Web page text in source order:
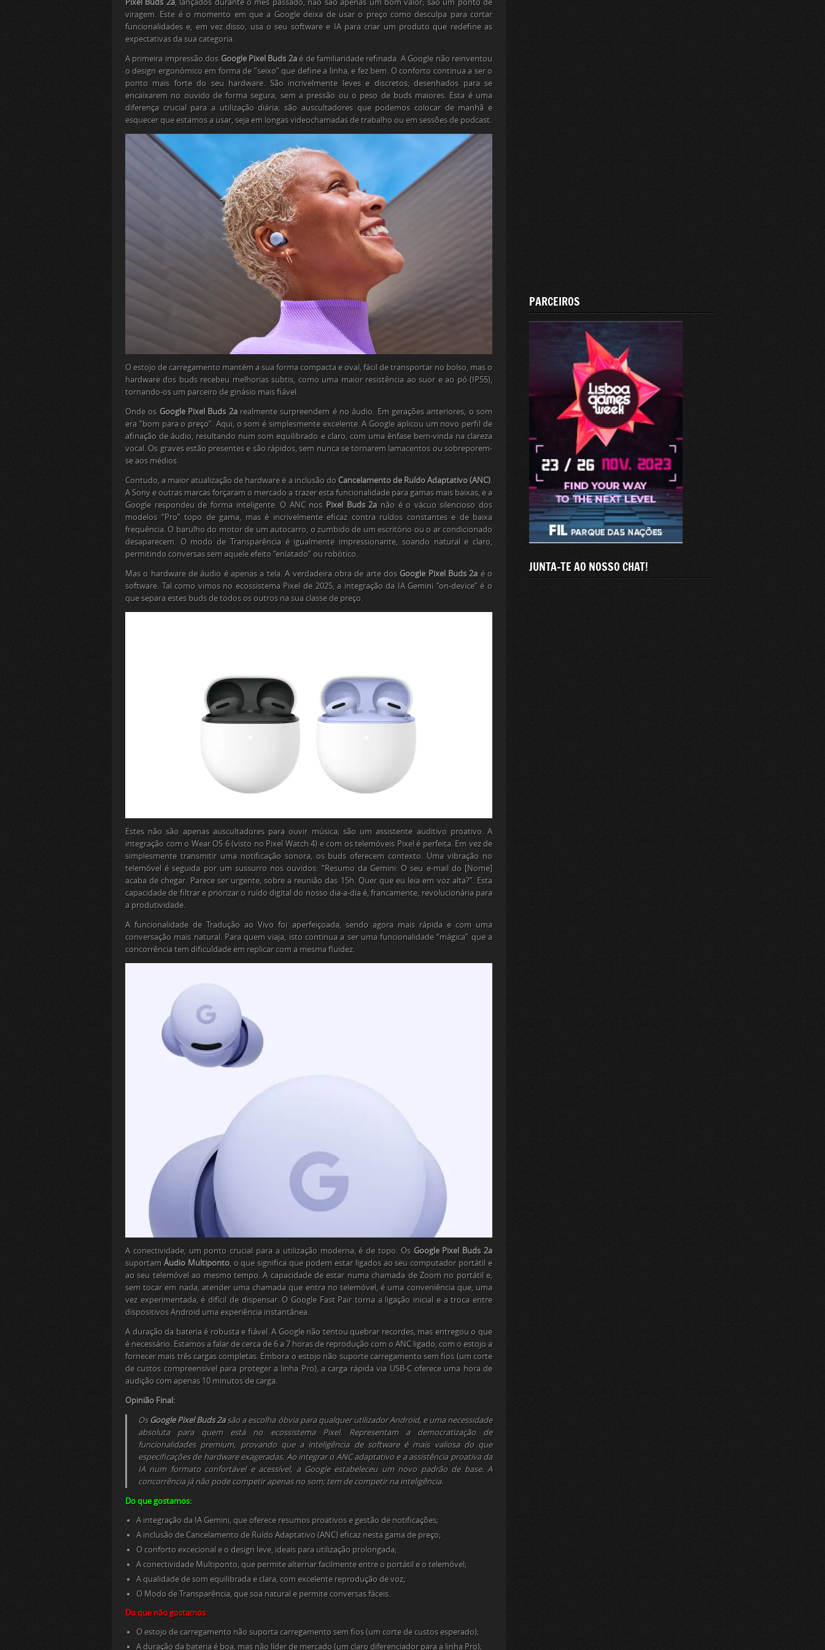
Pixel Buds 2a, lançados durante o mês passado, não são apenas um bom valor; são um ponto de
viragem. Este é o momento em que a Google deixa de usar o preço como desculpa para cortar
funcionalidades e, em vez disso, usa o seu softwaree IA para criar um produto que redefine as
expectativas da sua categoria.
A primeira impressão dos Google Pixel Buds 2aé de familiaridade refinada. A Google não reinventou
o design ergonómico em forma de “seixo” que define a linha, e fez bem. O conforto continua a ser o
ponto mais forte do seu hardware. São incrivelmente leves e discretos, desenhados para se
encaixarem no ouvido de forma segura, sem a pressão ou o peso de budsmaiores. Esta é uma
diferença crucial para a utilização diária; são auscultadores que podemos colocar de manhã e
esquecer que estamos a usar, seja em longas videochamadas de trabalho ou em sessões de podcast.
O estojo de carregamento mantém a sua forma compacta e oval, fácil de transportar no bolso, mas o
hardware dos budsrecebeu melhorias subtis, como uma maior resistência ao suor e ao pó (IP55),
tornando-os um parceiro de ginásio mais fiável.
Onde os Google Pixel Buds 2arealmente surpreendem é no áudio. Em gerações anteriores, o som
era “bom para o preço”. Aqui, o som é simplesmente excelente. A Google aplicou um novo perfil de
afinação de áudio, resultando num som equilibrado e claro, com uma ênfase bem-vinda na clareza
vocal. Os graves estão presentes e são rápidos, sem nunca se tornarem lamacentos ou sobreporem-
se aos médios.
Contudo, a maior atualização de hardware é a inclusão do Cancelamento de Ruído Adaptativo (ANC).
A Sony e outras marcas forçaram o mercado a trazer esta funcionalidade para gamas mais baixas, e a
Google respondeu de forma inteligente. O ANC nos Pixel Buds 2anão é o vácuo silencioso dos
modelos “Pro” topo de gama, mas é incrivelmente eficaz contra ruídos constantes e de baixa
frequência. O barulho do motor de um autocarro, o zumbido de um escritório ou o ar condicionado
desaparecem. O modo de Transparência é igualmente impressionante, soando natural e claro,
permitindo conversas sem aquele efeito “enlatado” ou robótico.
Mas o hardwarede áudio é apenas a tela. A verdadeira obra de arte dos Google Pixel Buds 2aé o
software. Tal como vimos no ecossistema Pixel de 2025, a integração da IA Gemini “on-device” é o
que separa estes buds de todos os outros na sua classe de preço.
Estes não são apenas auscultadores para ouvir música; são um assistente auditivo proativo. A
integração com o Wear OS 6 (visto no Pixel Watch 4) e com os telemóveis Pixel é perfeita. Em vez de
simplesmente transmitir uma notificação sonora, os buds oferecem contexto. Uma vibração no
telemóvel é seguida por um sussurro nos ouvidos: “Resumo da Gemini: O seu e-mail do [Nome]
acaba de chegar. Parece ser urgente, sobre a reunião das 15h. Quer que eu leia em voz alta?”. Esta
capacidade de filtrar e priorizar o ruído digital do nosso dia-a-dia é, francamente, revolucionária para
a produtividade.
A funcionalidade de Tradução ao Vivo foi aperfeiçoada, sendo agora mais rápida e com uma
conversação mais natural. Para quem viaja, isto continua a ser uma funcionalidade “mágica” que a
concorrência tem dificuldade em replicar com a mesma fluidez.
A conectividade, um ponto crucial para a utilização moderna, é de topo. Os Google Pixel Buds 2a
suportam Áudio Multiponto, o que significa que podem estar ligados ao seu computador portátil e
ao seu telemóvel ao mesmo tempo. A capacidade de estar numa chamada de Zoom no portátil e,
sem tocar em nada, atender uma chamada que entra no telemóvel, é uma conveniência que, uma
vez experimentada, é difícil de dispensar. O Google Fast Pair torna a ligação inicial e a troca entre
dispositivos Android uma experiência instantânea.
A duração da bateria é robusta e fiável. A Google não tentou quebrar recordes, mas entregou o que
é necessário. Estamos a falar de cerca de 6 a 7 horas de reprodução com o ANC ligado, com o estojo a
fornecer mais três cargas completas. Embora o estojo não suporte carregamento sem fios (um corte
de custos compreensível para proteger a linha Pro), a carga rápida via USB-C oferece uma hora de
audição com apenas 10 minutos de carga.
Opinião Final:
OsGoogle Pixel Buds 2asão a escolha óbvia para qualquer utilizador Android, e uma necessidade
absoluta para quem está no ecossistema Pixel. Representam a democratização de
funcionalidades premium, provando que a inteligência de softwareé mais valiosa do que
especificações de hardwareexageradas. Ao integrar o ANC adaptativo e a assistência proativa da
IA num formato confortável e acessível, a Google estabeleceu um novo padrão de base. A
concorrência já não pode competir apenas no som; tem de competir na inteligência.
Do que gostamos:
A integração da IA Gemini, que oferece resumos proativos e gestão de notificações;
A inclusão de Cancelamento de Ruído Adaptativo (ANC) eficaz nesta gama de preço;
O conforto excecional e o design leve, ideais para utilização prolongada;
A conectividade Multiponto, que permite alternar facilmente entre o portátil e o telemóvel;
A qualidade de som equilibrada e clara, com excelente reprodução de voz;
O Modo de Transparência, que soa natural e permite conversas fáceis.
Do que não gostamos:
O estojo de carregamento não suporta carregamento sem fios (um corte de custos esperado);
A duração da bateria é boa, mas não líder de mercado (um claro diferenciador para a linha Pro);
PARCEIROS
JUNTA-TE AO NOSSO CHAT!